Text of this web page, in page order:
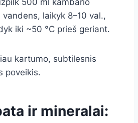
500 ml kambario
laikyk 8–10 val.,
iki ~50 °C prieš geriant.
kartumo, subtilesnis
poveikis.
ir mineralai: